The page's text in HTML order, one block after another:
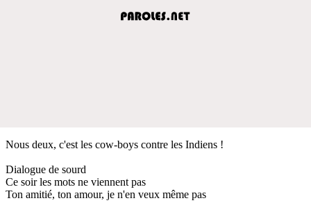
Nous deux, c'est les cow-boys contre les Indiens !
Dialogue de sourd
Ce soir les mots ne viennent pas
Ton amitié, ton amour, je n'en veux même pas